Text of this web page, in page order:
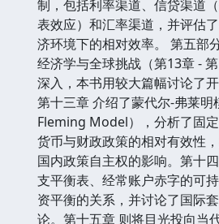
制，包括利率渠道、信贷渠道
表效应）和汇率渠道，并评估
济环境下的相对效率。 第五部
经济学与全球挑战（第13章 -
深入，本书用较大篇幅讨论了
第十三章 介绍了蒙代尔-弗莱
Fleming Model），分析了固
货币与财政政策的相对有效性
国内政策自主权的影响。第十
支平衡表、经常账户赤字的可
资平衡的关系，并讨论了国际
论。第十五章 则将目光投向当